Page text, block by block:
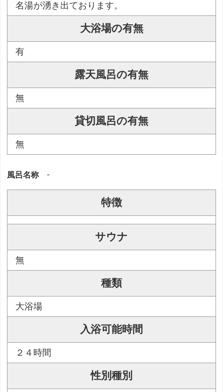
名湯が湧き出ております。
大浴場の有無
有
露天風呂の有無
無
貸切風呂の有無
無
風呂名称 -
特徴
サウナ
無
種類
大浴場
入浴可能時間
２４時間
性別種別